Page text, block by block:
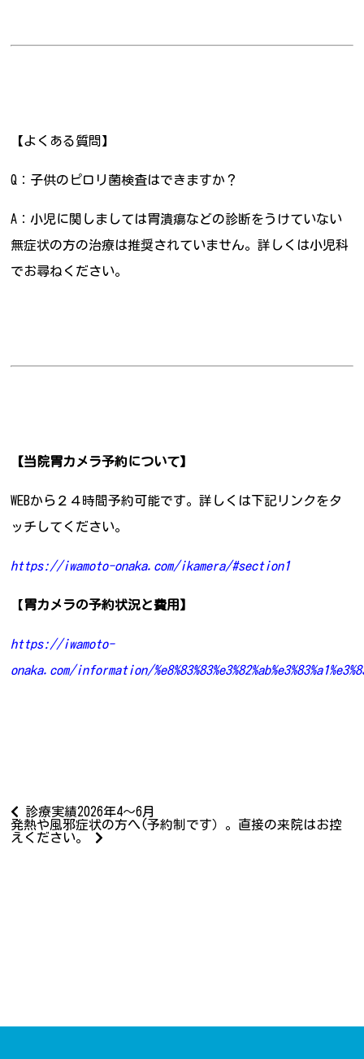
【よくある質問】
Q：子供のピロリ菌検査はできますか？
A：小児に関しましては胃潰瘍などの診断をうけていない
無症状の方の治療は推奨されていません。詳しくは小児科
でお尋ねください。
【当院胃カメラ予約について】
WEBから２４時間予約可能です。詳しくは下記リンクをタ
ッチしてください。
https://iwamoto-onaka.com/ikamera/#section1
【胃カメラの予約状況と費用】
https://iwamoto-
onaka.com/information/
診療実績2026年4～6月
発熱や風邪症状の方へ(予約制です）。直接の来院はお控
えください。